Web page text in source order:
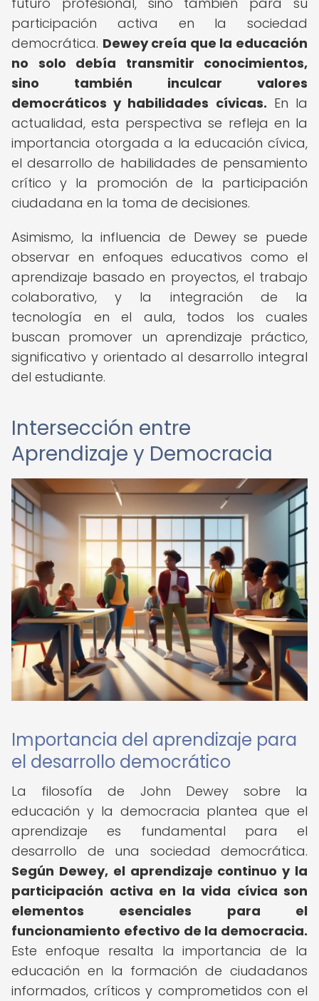
participación activa en la sociedad
democrática. Dewey creía que la educación
no solo debía transmitir conocimientos,
sino también inculcar valores
democráticos y habilidades cívicas. En la
actualidad, esta perspectiva se refleja en la
importancia otorgada a la educación cívica,
el desarrollo de habilidades de pensamiento
crítico y la promoción de la participación
ciudadana en la toma de decisiones.
Asimismo, la influencia de Dewey se puede
observar en enfoques educativos como el
aprendizaje basado en proyectos, el trabajo
colaborativo, y la integración de la
tecnología en el aula, todos los cuales
buscan promover un aprendizaje práctico,
significativo y orientado al desarrollo integral
del estudiante.
Intersección entre
Aprendizaje y Democracia
Importancia del aprendizaje para
el desarrollo democrático
La filosofía de John Dewey sobre la
educación y la democracia plantea que el
aprendizaje es fundamental para el
desarrollo de una sociedad democrática.
Según Dewey, el aprendizaje continuo y la
participación activa en la vida cívica son
elementos esenciales para el
funcionamiento efectivo de la democracia.
Este enfoque resalta la importancia de la
educación en la formación de ciudadanos
informados, críticos y comprometidos con el